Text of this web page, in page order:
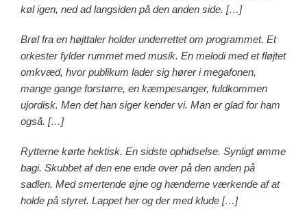
køl igen, ned ad langsiden på den anden side. […]
Brøl fra en højttaler holder underrettet om programmet. Et
orkester fylder rummet med musik. En melodi med et fløjtet
omkvæd, hvor publikum lader sig hører i megafonen,
mange gange forstørre, en kæmpesanger, fuldkommen
ujordisk. Men det han siger kender vi. Man er glad for ham
også. […]
Rytterne kørte hektisk. En sidste ophidselse. Synligt ømme
bagi. Skubbet af den ene ende over på den anden på
sadlen. Med smertende øjne og hænderne værkende af at
holde på styret. Lappet her og der med klude […]